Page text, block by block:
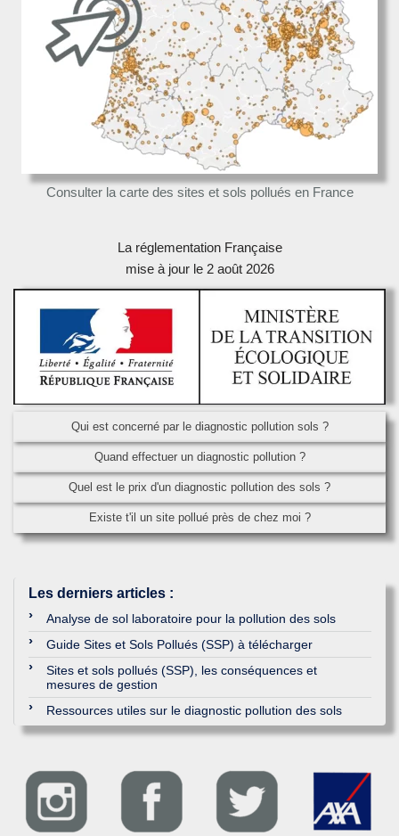
Consulter la carte des sites et sols pollués en France
La réglementation Française
mise à jour le 2 août 2026
Qui est concerné par le diagnostic pollution sols ?
Quand effectuer un diagnostic pollution ?
Quel est le prix d'un diagnostic pollution des sols ?
Existe t'il un site pollué près de chez moi ?
Les derniers articles :
Analyse de sol laboratoire pour la pollution des sols
Guide Sites et Sols Pollués (SSP) à télécharger
Sites et sols pollués (SSP), les conséquences et
mesures de gestion
Ressources utiles sur le diagnostic pollution des sols